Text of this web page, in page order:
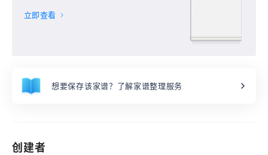
册
立即查看
想要保存该家谱？了解家谱整理服务
创建者